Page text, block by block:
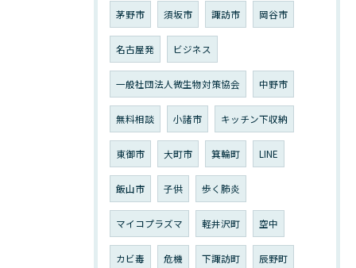
茅野市 須坂市 諏訪市 岡谷市
名古屋発 ビジネス
一般社団法人微生物対策協会 中野市
無料相談 小諸市 キッチン下収納
東御市 大町市 箕輪町 LINE
飯山市 子供 歩く肺炎
マイコプラズマ 軽井沢町 空中
カビ毒 危機 下諏訪町 辰野町